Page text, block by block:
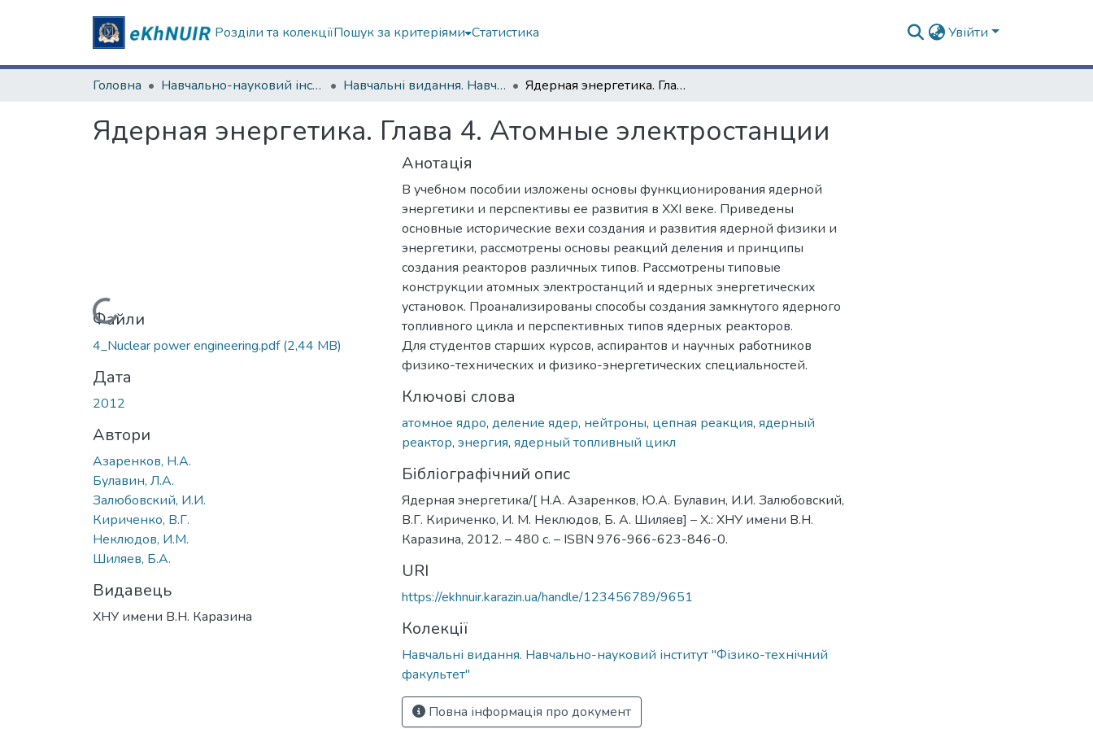
Розділи та колекціїПошук за критеріями Статистика Увійти
Головна Навчально-науковий інститут "Фізико-технічний факультет" Навчальні видання. Навчально-науковий інститут "Фізико-технічний факультет" Ядерная энергетика. Глава 4. Атомные электростанции
Ядерная энергетика. Глава 4. Атомные электростанции
Вантажиться...
Файли
4_Nuclear power engineering.pdf(2,44 MB)
Дата
2012
Автори
Азаренков, Н.А.
Булавин, Л.А.
Залюбовский, И.И.
Кириченко, В.Г.
Неклюдов, И.М.
Шиляев, Б.А.
Видавець
ХНУ имени В.Н. Каразина
Анотація
В учебном пособии изложены основы функционирования ядерной
энергетики и перспективы ее развития в ХХI веке. Приведены
основные исторические вехи создания и развития ядерной физики и
энергетики, рассмотрены основы реакций деления и принципы
создания реакторов различных типов. Рассмотрены типовые
конструкции атомных электростанций и ядерных энергетических
установок. Проанализированы способы создания замкнутого ядерного
топливного цикла и перспективных типов ядерных реакторов.
Для студентов старших курсов, аспирантов и научных работников
физико-технических и физико-энергетических специальностей.
Ключові слова
атомное ядро, деление ядер, нейтроны, цепная реакция, ядерный
реактор, энергия, ядерный топливный цикл
Бібліографічний опис
Ядерная энергетика/[ Н.А. Азаренков, Ю.А. Булавин, И.И. Залюбовский,
В.Г. Кириченко, И. М. Неклюдов, Б. А. Шиляев] – Х.: ХНУ имени В.Н.
Каразина, 2012. – 480 с. – ISBN 976-966-623-846-0.
URI
https://ekhnuir.karazin.ua/handle/123456789/9651
Колекції
Навчальні видання. Навчально-науковий інститут "Фізико-технічний
факультет"
Повна інформація про документ